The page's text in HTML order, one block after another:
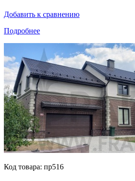
Добавить к сравнению
Подробнее
Код товара: пр516